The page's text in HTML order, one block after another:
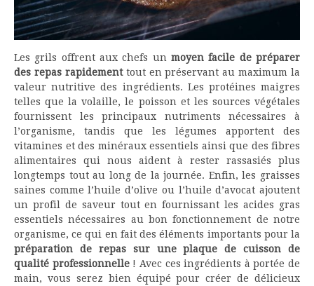
Les grils offrent aux chefs un moyen facile de préparer
des repas rapidementtout en préservant au maximum la
valeur nutritive des ingrédients. Les protéines maigres
telles que la volaille, le poisson et les sources végétales
fournissent les principaux nutriments nécessaires à
l’organisme, tandis que les légumes apportent des
vitamines et des minéraux essentiels ainsi que des fibres
alimentaires qui nous aident à rester rassasiés plus
longtemps tout au long de la journée. Enfin, les graisses
saines comme l’huile d’olive ou l’huile d’avocat ajoutent
un profil de saveur tout en fournissant les acides gras
essentiels nécessaires au bon fonctionnement de notre
organisme, ce qui en fait des éléments importants pour la
préparation de repas sur une plaque de cuisson de
qualité professionnelle! Avec ces ingrédients à portée de
main, vous serez bien équipé pour créer de délicieux